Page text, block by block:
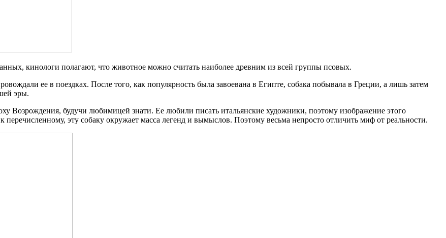
кинологи полагают, что животное можно считать наиболее древним из всей группы псовых.
ее в поездках. После того, как популярность была завоевана в Египте, собака побывала в Греции, а лишь затем
эры.
Возрождения, будучи любимицей знати. Ее любили писать итальянские художники, поэтому изображение этого
эту собаку окружает масса легенд и вымыслов. Поэтому весьма непросто отличить миф от реальности.